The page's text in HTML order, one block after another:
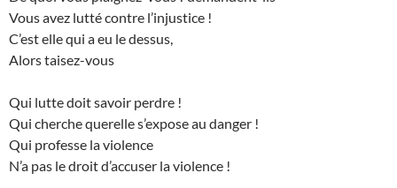
Vous avez lutté contre l’injustice !
C’est elle qui a eu le dessus,
Alors taisez-vous
Qui lutte doit savoir perdre !
Qui cherche querelle s’expose au danger !
Qui professe la violence
N’a pas le droit d’accuser la violence !